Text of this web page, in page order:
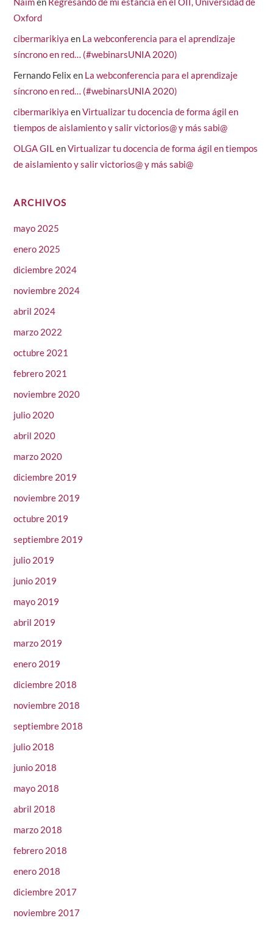
Oxford
cibermarikiya en La webconferencia para el aprendizaje
síncrono en red… (#webinarsUNIA 2020)
Fernando Felix en La webconferencia para el aprendizaje
síncrono en red… (#webinarsUNIA 2020)
cibermarikiya enVirtualizar tu docencia de forma ágil en
tiempos de aislamiento y salir victorios@ y más sabi@
OLGA GILenVirtualizar tu docencia de forma ágil en tiempos
de aislamiento y salir victorios@ y más sabi@
ARCHIVOS
mayo 2025
enero 2025
diciembre 2024
noviembre 2024
abril 2024
marzo 2022
octubre 2021
febrero 2021
noviembre 2020
julio 2020
abril 2020
marzo 2020
diciembre 2019
noviembre 2019
octubre 2019
septiembre 2019
julio 2019
junio 2019
mayo 2019
abril 2019
marzo 2019
enero 2019
diciembre 2018
noviembre 2018
septiembre 2018
julio 2018
junio 2018
mayo 2018
abril 2018
marzo 2018
febrero 2018
enero 2018
diciembre 2017
noviembre 2017